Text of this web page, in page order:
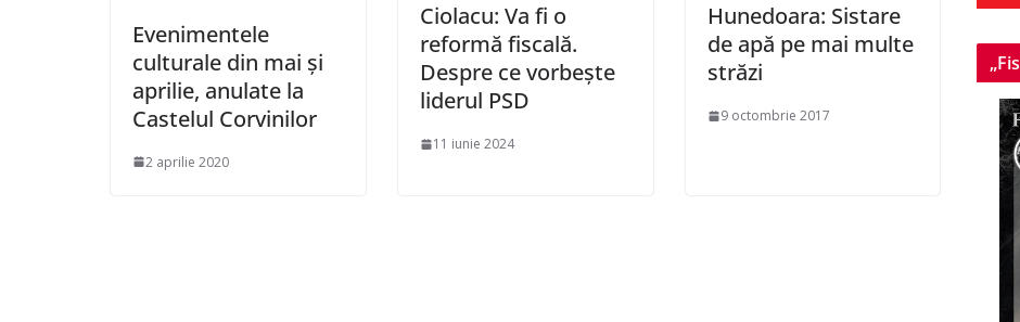
Evenimentele
culturale din mai și
aprilie, anulate la
Castelul Corvinilor
2 aprilie 2020
Ciolacu: Va fi o
reformă fiscală.
Despre ce vorbește
liderul PSD
11 iunie 2024
Hunedoara: Sistare
de apă pe mai multe
străzi
9 octombrie 2017